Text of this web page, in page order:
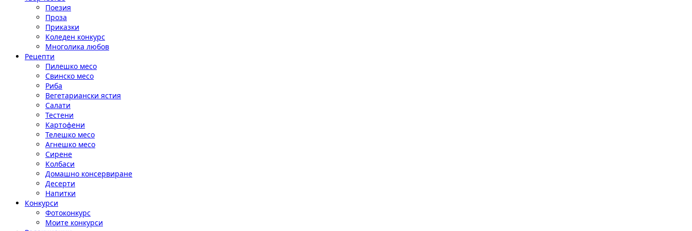
Поезия
Проза
Приказки
Коледен конкурс
Многолика любов
Рецепти
Пилешко месо
Свинско месо
Риба
Вегетариански ястия
Салати
Тестени
Картофени
Телешко месо
Агнешко месо
Сирене
Колбаси
Домашно консервиране
Десерти
Напитки
Конкурси
Фотоконкурс
Моите конкурси